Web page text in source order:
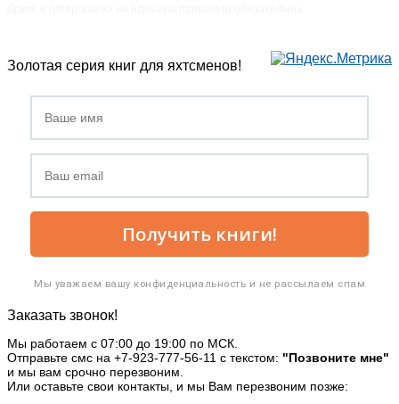
Золотая серия книг для яхтсменов!
Получить книги!
Мы уважаем вашу конфиденциальность и не рассылаем спам
Заказать звонок!
Мы работаем с 07:00 до 19:00 по МСК.
Отправьте смс на +7-923-777-56-11 с текстом: "Позвоните мне"
и мы вам срочно перезвоним.
Или оставьте свои контакты, и мы Вам перезвоним позже: